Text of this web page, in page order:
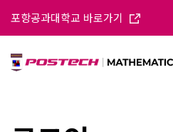
포항공과대학교 바로가기